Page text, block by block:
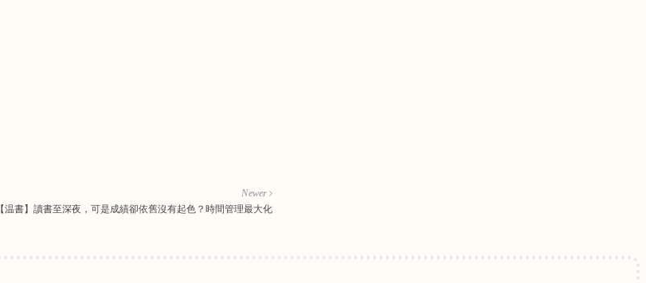
Newer
【温書】讀書至深夜，可是成績卻依舊沒有起色？時間管理最大化